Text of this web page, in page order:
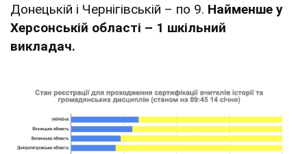
Донецькій і Чернігівській – по 9. Найменше у
Херсонській області – 1 шкільний
викладач.